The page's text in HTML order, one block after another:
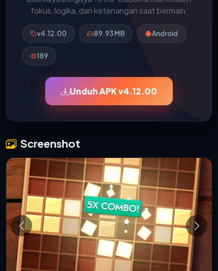
fokus, logika, dan ketenangan saat bermain.
v4.12.00 89.93 MB Android
189
Unduh APK v4.12.00
Screenshot